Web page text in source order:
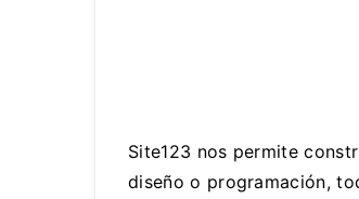
Site123 nos permite
diseño o programación,